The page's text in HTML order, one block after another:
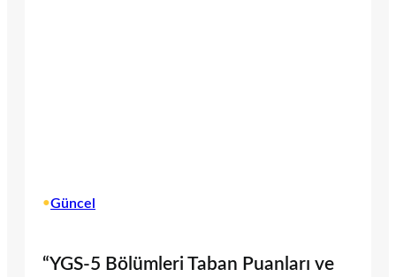
•Güncel
“YGS-5 Bölümleri Taban Puanları ve